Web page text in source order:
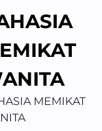
MEMIKAT